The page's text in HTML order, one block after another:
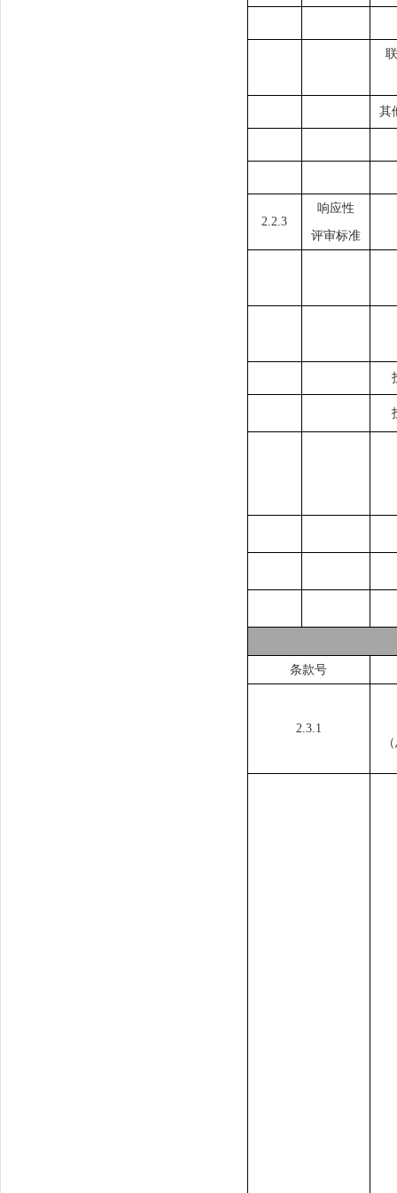
其
2.2.3
响应性
评审标准
条款号
2.3.1